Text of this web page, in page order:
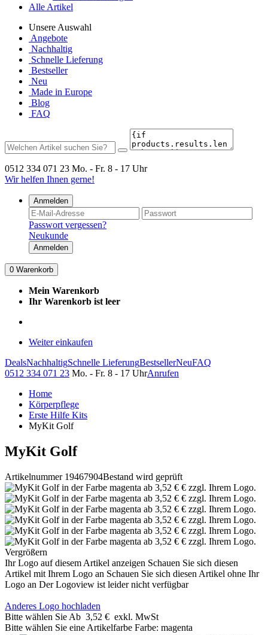
Alle Artikel
Unsere Auswahl
Angebote
Nachhaltig
Schnelle Lieferung
Bestseller
Neu
Made in Europe
Blog
FAQ
0512 334 071 23 Mo. - Fr. 8 - 17 Uhr
Wir helfen Ihnen gerne!
Anmelden
Passwort vergessen?
Neukunde
Anmelden
0 Warenkorb
Mein Warenkorb
Ihr Warenkorb ist leer
Weiter einkaufen
DealsNachhaltigSchnelle LieferungBestsellerNeuFAQ
0512 334 071 23 Mo. - Fr. 8 - 17 UhrAnrufen
Home
Körperpflege
Erste Hilfe Kits
MyKit Golf
MyKit Golf
Artikelnummer 19467904Bestand wird geprüft
Vergrößern
Ihr Logo auf diesem Artikel anzeigen Schauen Sie sich diesen
Artikel mit Ihrem Logo an Schauen Sie sich diesen Artikel ohne Ihr
Logo an Der Logoview ist leider nicht verfügbar
Anderes Logo hochladen
Bitte wählen Sie Ab 3,52 € exkl. MwSt
Bitte wählen Sie eine Artikelfarbe Farbe: magenta